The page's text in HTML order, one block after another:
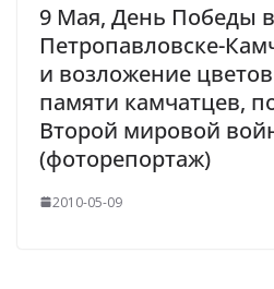
9 Мая, День Победы в
Петропавловске-
и возложение
памяти камчатцев,
Второй мировой
(фоторепортаж)
2010-05-09